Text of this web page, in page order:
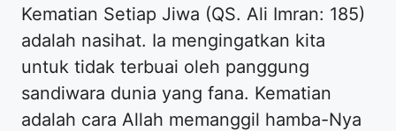
Kematian Setiap Jiwa (QS. Ali Imran: 185)
adalah nasihat. Ia mengingatkan kita
untuk tidak terbuai oleh panggung
sandiwara dunia yang fana. Kematian
adalah cara Allah memanggil hamba-Nya